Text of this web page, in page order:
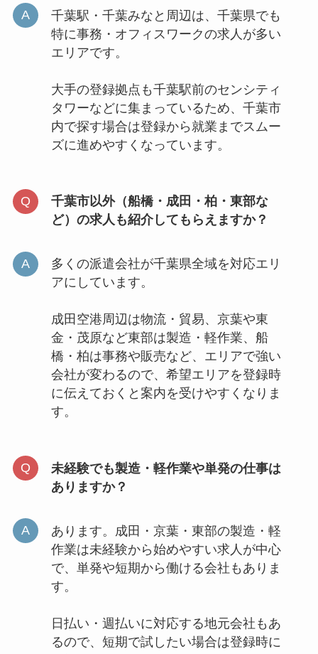
千葉駅・千葉みなと周辺は、千葉県でも
特に事務・オフィスワークの求人が多い
エリアです。
大手の登録拠点も千葉駅前のセンシティ
タワーなどに集まっているため、千葉市
内で探す場合は登録から就業までスムー
ズに進めやすくなっています。
千葉市以外（船橋・成田・柏・東部な
ど）の求人も紹介してもらえますか？
多くの派遣会社が千葉県全域を対応エリ
アにしています。
成田空港周辺は物流・貿易、京葉や東
金・茂原など東部は製造・軽作業、船
橋・柏は事務や販売など、エリアで強い
会社が変わるので、希望エリアを登録時
に伝えておくと案内を受けやすくなりま
す。
未経験でも製造・軽作業や単発の仕事は
ありますか？
あります。成田・京葉・東部の製造・軽
作業は未経験から始めやすい求人が中心
で、単発や短期から働ける会社もありま
す。
日払い・週払いに対応する地元会社もあ
るので、短期で試したい場合は登録時に